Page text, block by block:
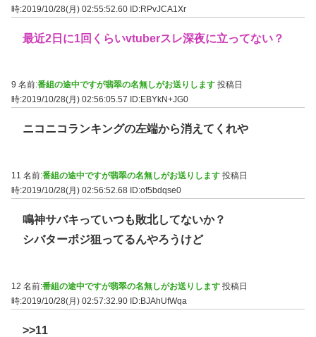
時:2019/10/28(月) 02:55:52.60 ID:RPvJCA1Xr
最近2日に1回くらいvtuberスレ深夜に立ってない？
9 名前:番組の途中ですが翡翠の名無しがお送りします 投稿日
時:2019/10/28(月) 02:56:05.57
ID:EBYkN+JG0
ニコニコランキングの左端から消えてくれや
11 名前:番組の途中ですが翡翠の名無しがお送りします 投稿日
時:2019/10/28(月) 02:56:52.68 ID:of5bdqse0
鳴神サバキっていつも敗北してないか？
シバターポジ狙ってるんやろうけど
12 名前:番組の途中ですが翡翠の名無しがお送りします 投稿日
時:2019/10/28(月) 02:57:32.90 ID:BJAhUfWqa
>>11